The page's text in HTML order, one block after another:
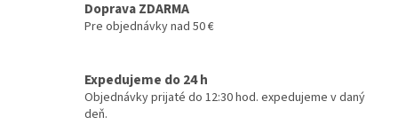
Doprava ZDARMA
Pre objednávky nad 50 €
Expedujeme do 24 h
Objednávky prijaté do 12:30 hod. expedujeme v daný
deň.